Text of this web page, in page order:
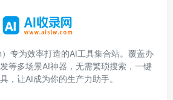
专为效率打造的AI工具集合站。覆盖办
等多场景AI神器，无需繁琐搜索，一键
，让AI成为你的生产力助手。